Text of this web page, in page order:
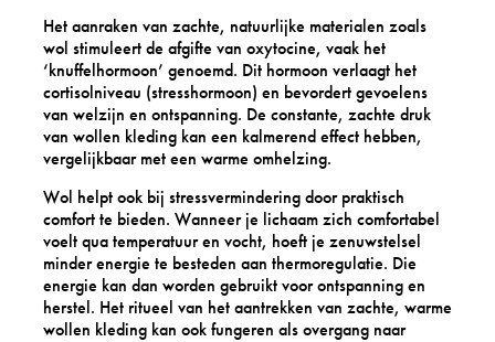
Het aanraken van zachte, natuurlijke materialen zoals
wol stimuleert de afgifte van oxytocine, vaak het
‘knuffelhormoon’ genoemd. Dit hormoon verlaagt het
cortisolniveau (stresshormoon) en bevordert gevoelens
van welzijn en ontspanning. De constante, zachte druk
van wollen kleding kan een kalmerend effect hebben,
vergelijkbaar met een warme omhelzing.
Wol helpt ook bij stressvermindering door praktisch
comfort te bieden. Wanneer je lichaam zich comfortabel
voelt qua temperatuur en vocht, hoeft je zenuwstelsel
minder energie te besteden aan thermoregulatie. Die
energie kan dan worden gebruikt voor ontspanning en
herstel. Het ritueel van het aantrekken van zachte, warme
wollen kleding kan ook fungeren als overgang naar